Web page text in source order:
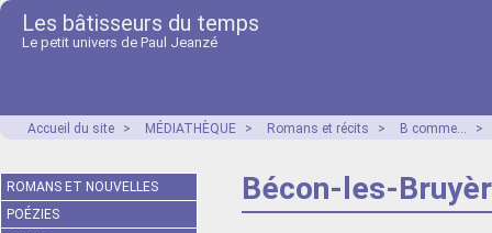
Les bâtisseurs du temps
Le petit univers de Paul Jeanzé
Accueil du site > MÉDIATHÈQUE > Romans et récits > B comme... >
Bécon-les-
ROMANS ET NOUVELLES
POÉZIES